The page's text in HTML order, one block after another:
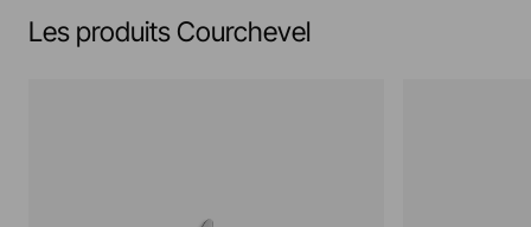
Les produits Courchevel